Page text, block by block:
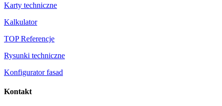
Karty techniczne
Kalkulator
TOP Referencje
Rysunki techniczne
Konfigurator fasad
Kontakt